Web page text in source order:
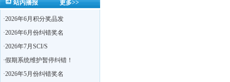
更多>>
站内播报
·2026年6月积分奖品发
·2026年6月份纠错奖名
·2026年7月SCI/S
·假期系统维护暂停纠错！
·2026年5月份纠错奖名